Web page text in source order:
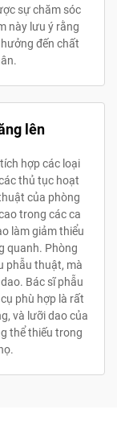
sự chăm sóc
này lưu ý rằng
đến chất
lên
hợp các loại
thủ tục hoạt
của phòng
trong các ca
làm giảm thiểu
quanh. Phòng
phẫu thuật, mà
Bác sĩ phẫu
phù hợp là rất
và lưỡi dao của
thể thiếu trong